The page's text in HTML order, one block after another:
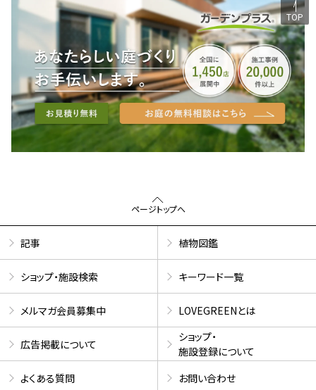
TOP
ページトップへ
記事 植物図鑑
ショップ・施設検索 キーワード一覧
メルマガ会員募集中 LOVEGREENとは
広告掲載について
ショップ・
施設登録について
よくある質問
お問い合わせ